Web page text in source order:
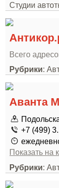
Студии
Всего
Рубрики:
Аванта
+7 (499)
Показать на
Рубрики: